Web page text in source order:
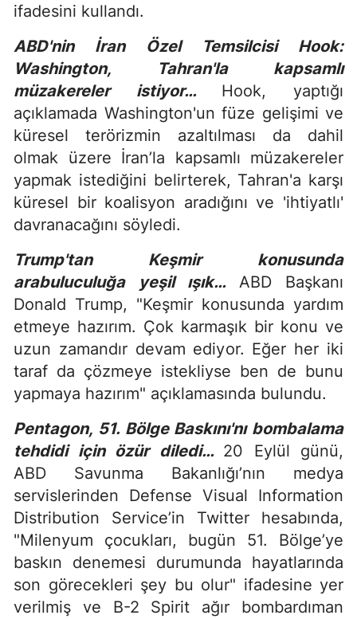
ifadesini kullandı.
ABD'nin İran Özel Temsilcisi Hook:
Washington, Tahran'la kapsamlı
müzakereler istiyor… Hook, yaptığı
açıklamada Washington'un füze gelişimi ve
küresel terörizmin azaltılması da dahil
olmak üzere İran’la kapsamlı müzakereler
yapmak istediğini belirterek, Tahran'a karşı
küresel bir koalisyon aradığını ve 'ihtiyatlı'
davranacağını söyledi.
Trump'tan Keşmir konusunda
arabuluculuğa yeşil ışık… ABD Başkanı
Donald Trump, "Keşmir konusunda yardım
etmeye hazırım. Çok karmaşık bir konu ve
uzun zamandır devam ediyor. Eğer her iki
taraf da çözmeye istekliyse ben de bunu
yapmaya hazırım" açıklamasında bulundu.
Pentagon, 51. Bölge Baskını'nı bombalama
tehdidi için özür diledi… 20 Eylül günü,
ABD Savunma Bakanlığı’nın medya
servislerinden Defense Visual Information
Distribution Service’in Twitter hesabında,
"Milenyum çocukları, bugün 51. Bölge’ye
baskın denemesi durumunda hayatlarında
son görecekleri şey bu olur" ifadesine yer
verilmiş ve B-2 Spirit ağır bombardıman